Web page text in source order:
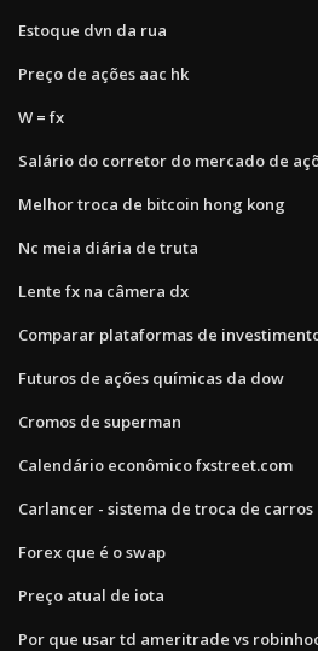
Estoque dvn da rua
Preço de ações aac hk
W = fx
Salário do corretor do mercado de
Melhor troca de bitcoin hong kong
Nc meia diária de truta
Lente fx na câmera dx
Comparar plataformas de
Futuros de ações químicas da dow
Cromos de superman
Calendário econômico fxstreet.com
Carlancer - sistema de troca de carros
Forex que é o swap
Preço atual de iota
Por que usar td ameritrade vs